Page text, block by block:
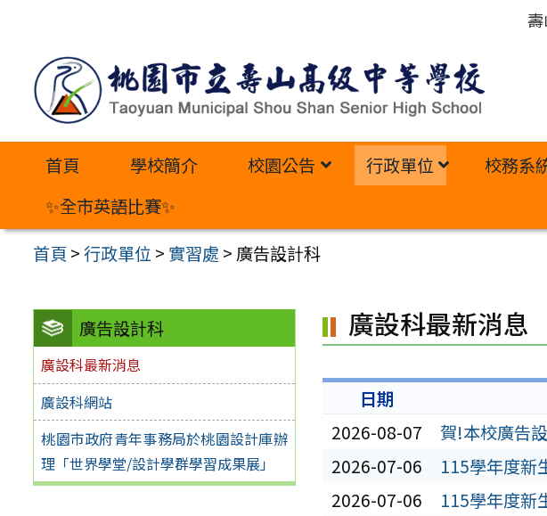
內
首頁 學校簡介 校園公告 行政單位 校務系
✨全市英語比賽✨
首頁 >行政單位 > 實習處 > 廣告設計科
廣告設計科
廣設科最新消息
廣設科網站
桃園市政府青年事務局於桃園設計庫辦
理「世界學堂/設計學群學習成果展」
廣設科最新消息
日期
2026-08-07
賀!本校廣告
2026-07-06 115學年度新
2026-07-06 115學年度新